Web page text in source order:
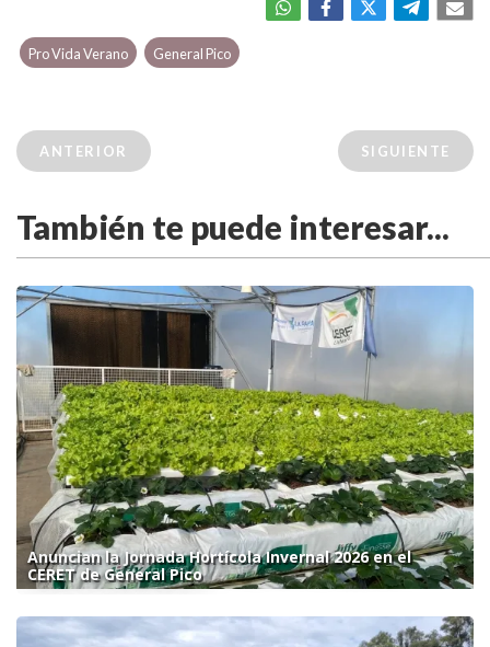
Pro Vida Verano General Pico
ANTERIOR SIGUIENTE
También te puede interesar...
Anuncian la Jornada Hortícola Invernal 2026 en el
CERET de General Pico